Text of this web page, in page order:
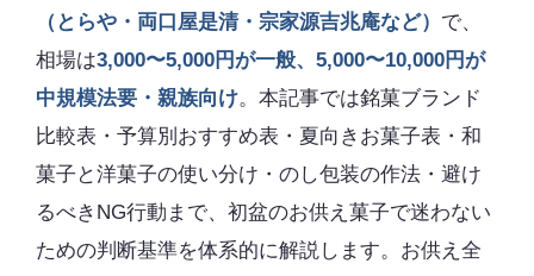
（とらや・両口屋是清・宗家源吉兆庵など） で、
相場は3,000〜5,000円が一般、5,000〜10,000円が
中規模法要・親族向け。本記事では銘菓ブランド
比較表・予算別おすすめ表・夏向きお菓子表・和
菓子と洋菓子の使い分け・のし包装の作法・避け
るべきNG行動まで、初盆のお供え菓子で迷わない
ための判断基準を体系的に解説します。お供え全